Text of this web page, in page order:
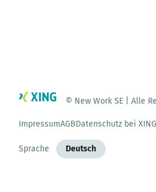
© New Work SE | Alle
ImpressumAGBDatenschutz bei XING
Sprache Deutsch